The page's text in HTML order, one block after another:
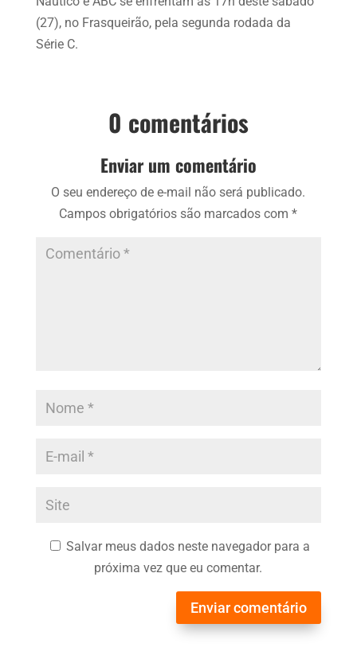
(27), no Frasqueirão, pela segunda rodada da
Série C.
0 comentários
Enviar um comentário
O seu endereço de e-mail não será publicado.
Campos obrigatórios são marcados com*
Salvar meus dados neste navegador para a
próxima vez que eu comentar.
Enviar comentário